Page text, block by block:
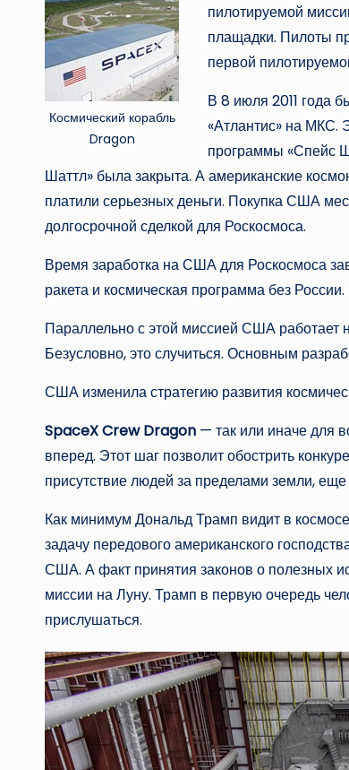
Космический корабль
Dragon
пилотируемой
плащадки. Пилоты
первой
В 8 июля 2011 года
«Атлантис» на МКС.
программы «Спейс
Шаттл» была закрыта. А американские
платили серьезных деньги. Покупка США
долгосрочной сделкой для Роскосмоса.
Время заработка на США для Роскосмоса
ракета и космическая программа без России.
Параллельно с этой миссией США работает
Безусловно, это случиться. Основным
США изменила стратегию развития
SpaceX Crew Dragon — так или иначе для
вперед. Этот шаг позволит обострить
присутствие людей за пределами земли,
Как минимум Дональд Трамп видит в
задачу передового американского
США. А факт принятия законов о полезных
миссии на Луну. Трамп в первую очередь
прислушаться.